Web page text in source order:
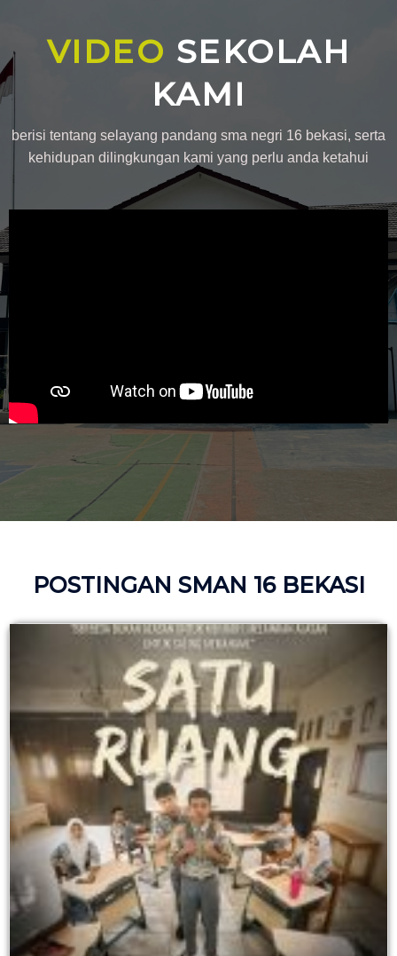
VIDEO SEKOLAH
KAMI
berisi tentang selayang pandang sma negri 16 bekasi, serta
kehidupan dilingkungan kami yang perlu anda ketahui
POSTINGAN SMAN 16 BEKASI